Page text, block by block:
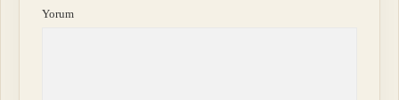
Yorum